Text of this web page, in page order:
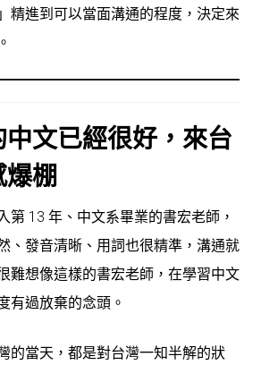
精進到可以當面溝通的程度，決定來
文已經很好，來台
棚
第 13 年、中文系畢業的書宏老師，
、發音清晰、用詞也很精準，溝通就
難想像這樣的書宏老師，在學習中文
有過放棄的念頭。
的當天，都是對台灣一知半解的狀